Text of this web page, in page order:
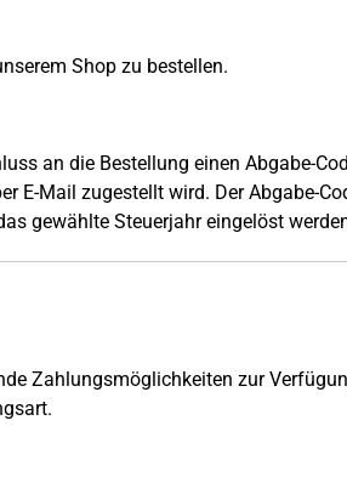
Shop zu bestellen.
an die Bestellung einen Abgabe-
E-Mail zugestellt wird. Der Abgabe-
gewählte Steuerjahr eingelöst
Zahlungsmöglichkeiten zur